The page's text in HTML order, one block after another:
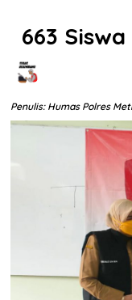
663
Penulis: Humas Polres